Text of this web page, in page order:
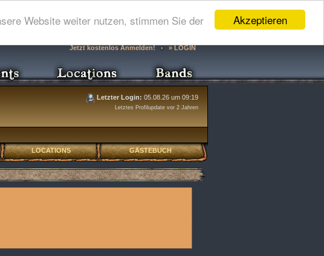
Akzeptieren
Website weiter nutzen, stimmen Sie der
Jetzt kostenlos Anmelden! » LOGIN
Letzter Login: 05.08.26 um 09:19
Letztes Profilupdate vor 2 Jahren
LOCATIONS GÄSTEBUCH